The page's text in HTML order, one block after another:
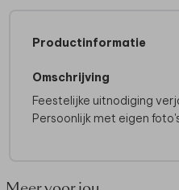
Productinformatie
Omschrijving
Feestelijke uitnodiging
Persoonlijk met eigen